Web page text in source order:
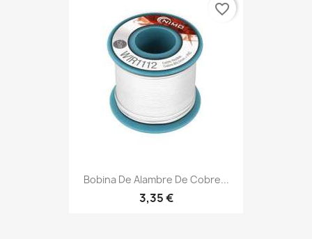
Bobina De Alambre De Cobre...
3,35 €
favorite_border